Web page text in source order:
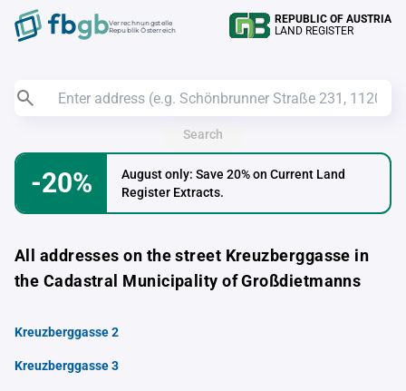
Verrechnungstelle
Republik Österreich
REPUBLIC OF AUSTRIA
LAND REGISTER
Search
-20%
August only: Save 20% on Current Land
Register Extracts.
All addresses on the street Kreuzberggasse in
the Cadastral Municipality of Großdietmanns
Kreuzberggasse 2
Kreuzberggasse 3